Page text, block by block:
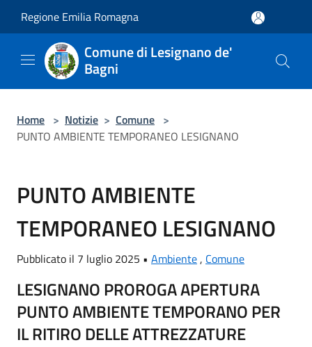
Regione Emilia Romagna
Comune di Lesignano de'
Bagni
Home > Notizie > Comune >
PUNTO AMBIENTE TEMPORANEO LESIGNANO
PUNTO AMBIENTE
TEMPORANEO LESIGNANO
Pubblicato il 7 luglio 2025 • Ambiente , Comune
LESIGNANO PROROGA APERTURA
PUNTO AMBIENTE TEMPORANO PER
IL RITIRO DELLE ATTREZZATURE